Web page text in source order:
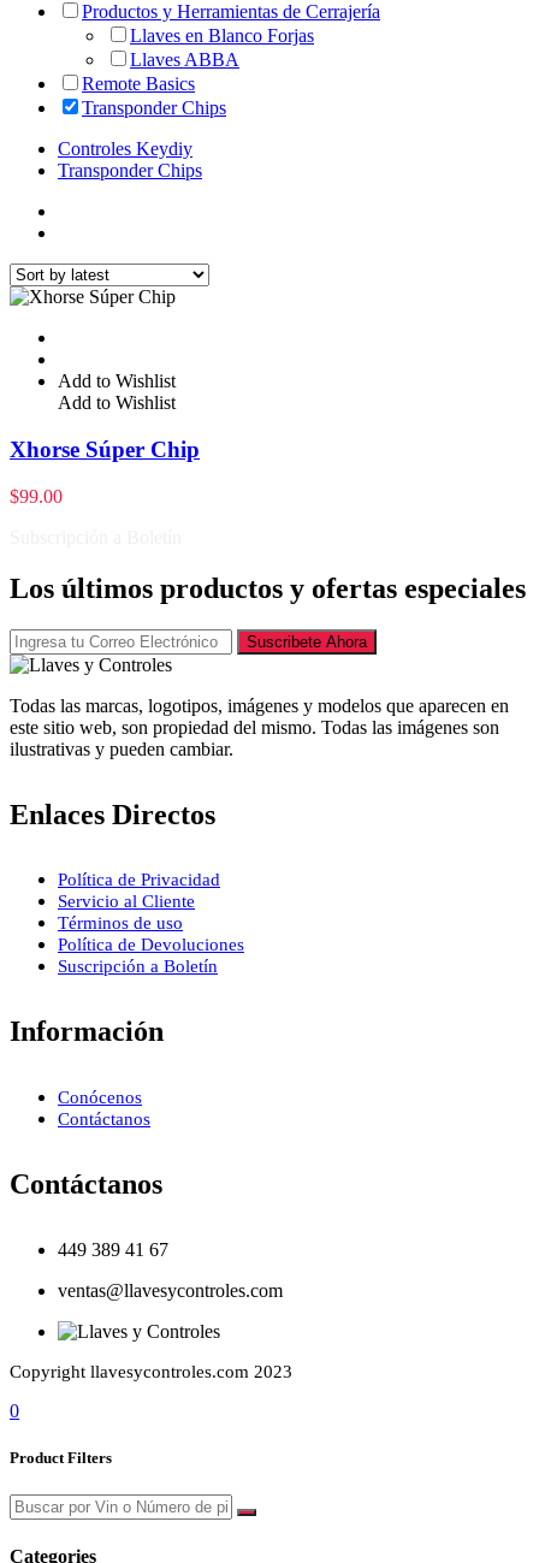
Productos y Herramientas de Cerrajería
Llaves en Blanco Forjas
Llaves ABBA
Remote Basics
Transponder Chips
Controles Keydiy
Transponder Chips
Add to Wishlist
Add to Wishlist
Xhorse Súper Chip
$99.00
Los últimos productos y ofertas especiales
Suscribete Ahora
Todas las marcas, logotipos, imágenes y modelos que aparecen en
este sitio web, son propiedad del mismo. Todas las imágenes son
ilustrativas y pueden cambiar.
Enlaces Directos
Política de Privacidad
Servicio al Cliente
Términos de uso
Política de Devoluciones
Suscripción a Boletín
Información
Conócenos
Contáctanos
Contáctanos
449 389 41 67
ventas@llavesycontroles.com
Copyright llavesycontroles.com 2023
0
Product Filters
Categories